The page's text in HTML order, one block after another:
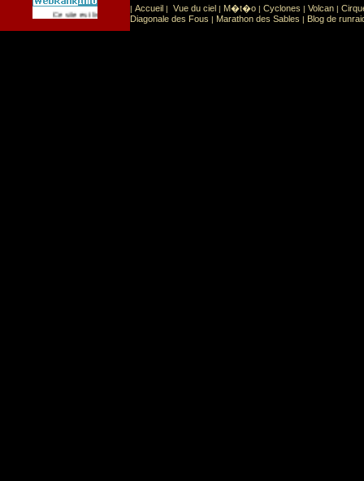
Ce site est list� dans la cat�gorie Sport: Sports extr�mes
| Accueil | Vue du ciel | M�t�o | Cyclones | Volcan |
Diagonale des Fous | Marathon des Sables | Blog de